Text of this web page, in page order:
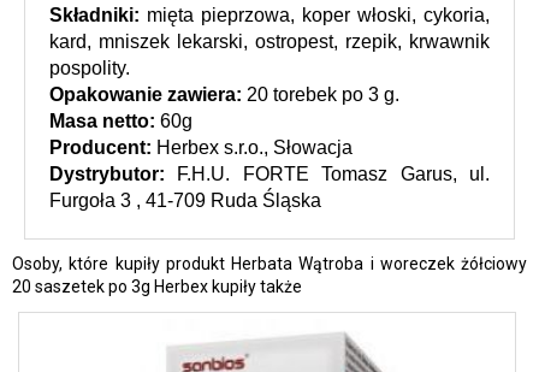
Składniki: mięta pieprzowa, koper włoski, cykoria,
kard, mniszek lekarski, ostropest, rzepik, krwawnik
pospolity.
Opakowanie zawiera: 20 torebek po 3 g.
Masa netto: 60g
Producent: Herbex s.r.o., Słowacja
Dystrybutor: F.H.U. FORTE Tomasz Garus, ul.
Furgoła 3 , 41-709 Ruda Śląska
Osoby, które kupiły produkt Herbata Wątroba i woreczek żółciowy
20 saszetek po 3g Herbex kupiły także